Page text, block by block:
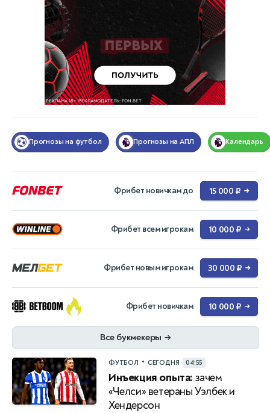
Прогнозы на футбол Прогнозы на АПЛ Календарь
Фрибет новичкам до 15 000 ₽ →
Фрибет всем игрокам 10 000 ₽ →
Фрибет новым игрокам 30 000 ₽ →
Фрибет новичкам 10 000 ₽ →
Все букмекеры →
ФУТБОЛ • СЕГОДНЯ 04:55
Инъекция опыта: зачем
«Челси» ветераны Уэлбек и
Хендерсон